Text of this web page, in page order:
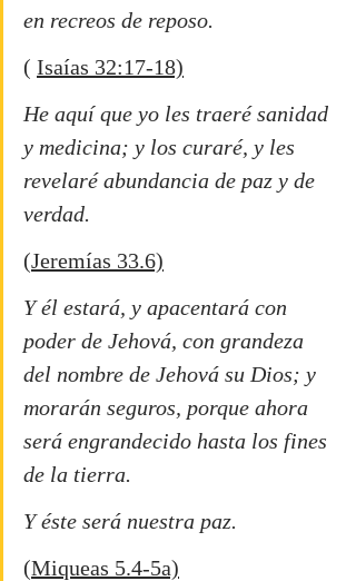
en recreos de reposo.
( Isaías 32:17-18)
He aquí que yo les traeré sanidad
y medicina; y los curaré, y les
revelaré abundancia de paz y de
verdad.
(Jeremías 33.6)
Y él estará, y apacentará con
poder de Jehová, con grandeza
del nombre de Jehová su Dios; y
morarán seguros, porque ahora
será engrandecido hasta los fines
de la tierra.
Y éste será nuestra paz.
(Miqueas 5.4-5a)